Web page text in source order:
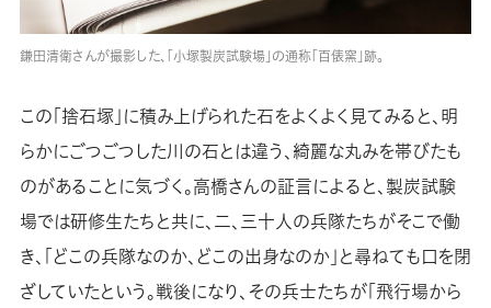
鎌田清衛さんが撮影した、「小塚製炭試験場」の通称「百俵窯」跡。
この「捨石塚」に積み上げられた石をよくよく見てみると、明
らかにごつごつした川の石とは違う、綺麗な丸みを帯びたも
のがあることに気づく。高橋さんの証言によると、製炭試験
場では研修生たちと共に、二、三十人の兵隊たちがそこで働
き、「どこの兵隊なのか、どこの出身なのか」と尋ねても口を閉
ざしていたという。戦後になり、その兵士たちが「飛行場から